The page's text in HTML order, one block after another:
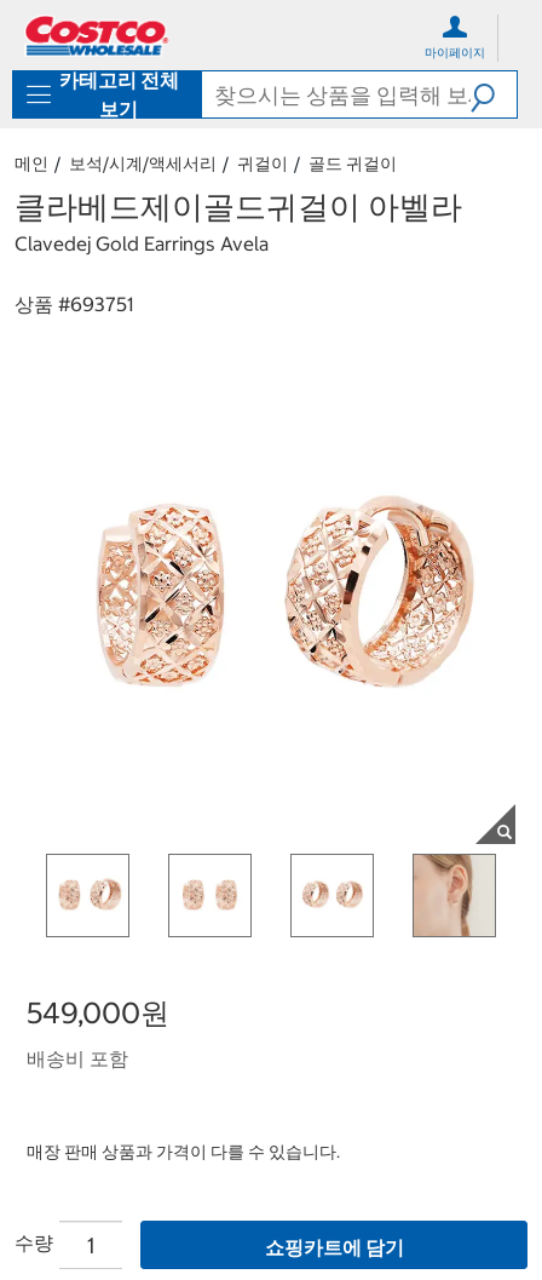
로
기
가
마이페이지
카테고리 전체
보기
메인 보석/시계/액세서리 귀걸이 골드 귀걸이
클라베드제이골드귀걸이 아벨라
Clavedej Gold Earrings Avela
상품 #693751
549,000원
배송비 포함
매장 판매 상품과 가격이 다를 수 있습니다.
수량 쇼핑카트에 담기